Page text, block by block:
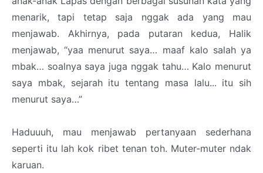
menarik, tapi tetap saja nggak ada yang mau
menjawab. Akhirnya, pada putaran kedua, Halik
menjawab, “yaa menurut saya… maaf kalo salah ya
mbak… soalnya saya juga nggak tahu… Kalo menurut
saya mbak, sejarah itu tentang masa lalu... itu sih
menurut saya…”
Haduuuh, mau menjawab pertanyaan sederhana
seperti itu lah kok ribet tenan toh. Muter-muter ndak
karuan.